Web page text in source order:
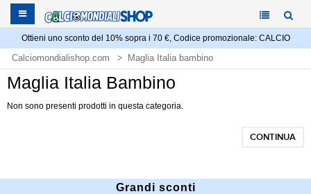
Ottieni uno sconto del 10% sopra i 70 €, Codice promozionale: CALCIO
Calciomondialishop.com Maglia Italia bambino
Maglia Italia Bambino
Non sono presenti prodotti in questa categoria.
CONTINUA
Grandi sconti